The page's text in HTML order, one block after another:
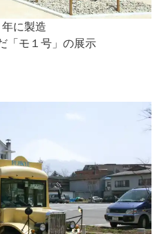
年に製造
「モ１号」の展示